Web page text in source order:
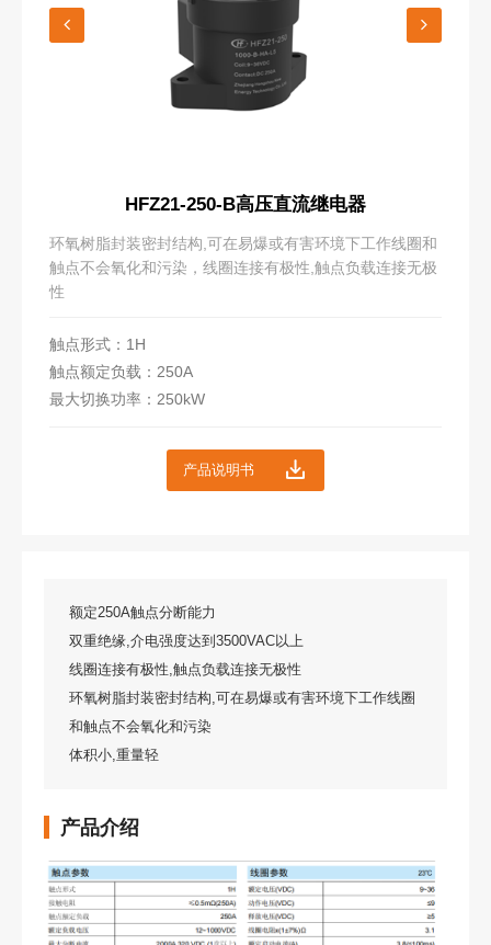
HFZ21-250-B高压直流继电器
环氧树脂封装密封结构,可在易爆或有害环境下工作线圈和
触点不会氧化和污染，线圈连接有极性,触点负载连接无极
性
触点形式：1H
触点额定负载：250A
最大切换功率：250kW
产品说明书
额定250A触点分断能力
双重绝缘,介电强度达到3500VAC以上
线圈连接有极性,触点负载连接无极性
环氧树脂封装密封结构,可在易爆或有害环境下工作线圈
和触点不会氧化和污染
体积小,重量轻
产品介绍